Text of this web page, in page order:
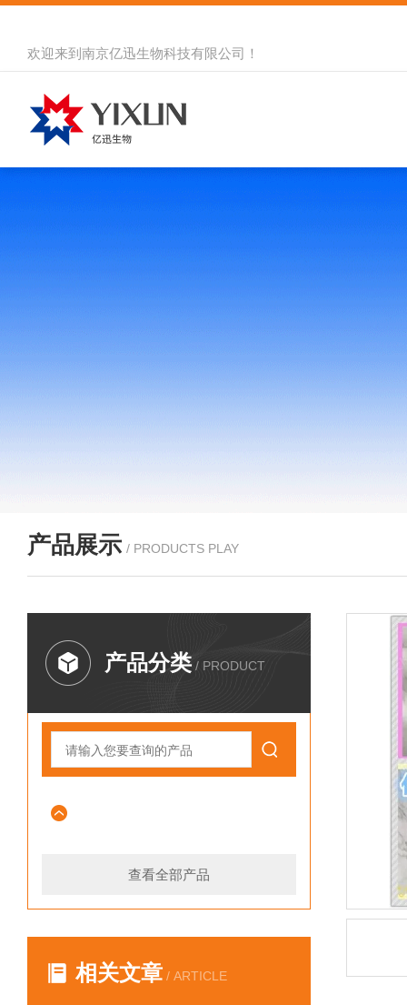
欢迎来到 南京亿迅生物科技有限公司 ！
产品展示 / PRODUCTS PLAY
产品分类 / PRODUCT
查看全部产品
相关文章 / ARTICLE